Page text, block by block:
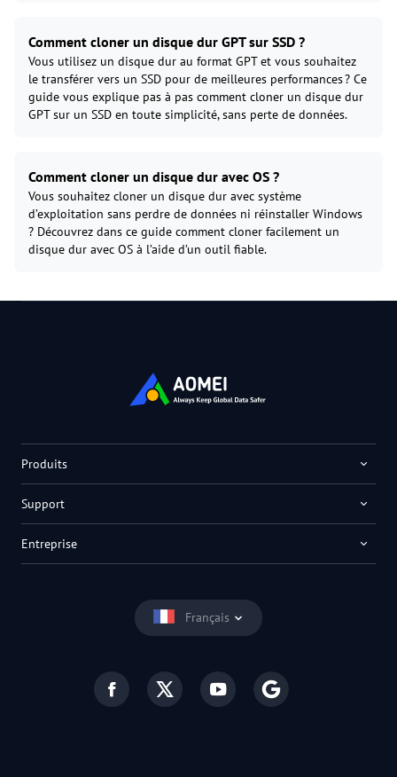
Comment cloner un disque dur GPT sur SSD ?
Vous utilisez un disque dur au format GPT et vous souhaitez
le transférer vers un SSD pour de meilleures performances ? Ce
guide vous explique pas à pas comment cloner un disque dur
GPT sur un SSD en toute simplicité, sans perte de données.
Comment cloner un disque dur avec OS ?
Vous souhaitez cloner un disque dur avec système
d’exploitation sans perdre de données ni réinstaller Windows
? Découvrez dans ce guide comment cloner facilement un
disque dur avec OS à l’aide d’un outil fiable.
Français
Produits
Support
Entreprise